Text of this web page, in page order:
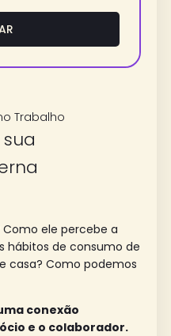
ele percebe a
hábitos de consumo de
casa? Como podemos
conexão
e o colaborador.